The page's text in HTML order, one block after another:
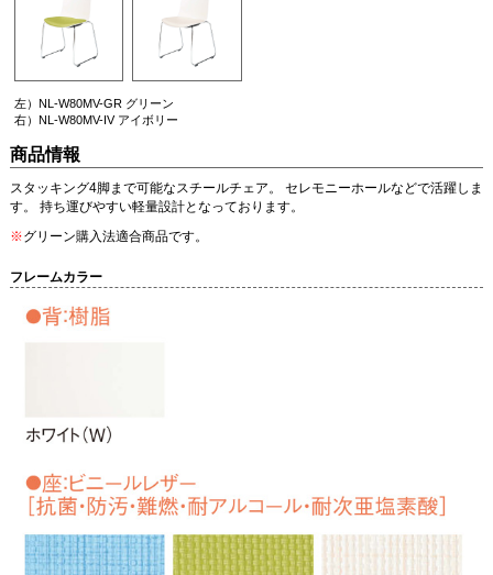
左）NL-W80MV-GR グリーン
右）NL-W80MV-IV アイボリー
商品情報
スタッキング4脚まで可能なスチールチェア。 セレモニーホールなどで活躍しま
す。 持ち運びやすい軽量設計となっております。
※グリーン購入法適合商品です。
フレームカラー